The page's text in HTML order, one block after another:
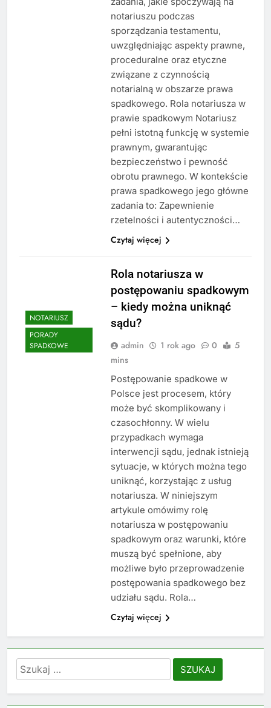
notariuszu podczas
sporządzania testamentu,
uwzględniając aspekty prawne,
proceduralne oraz etyczne
związane z czynnością
notarialną w obszarze prawa
spadkowego. Rola notariusza w
prawie spadkowym Notariusz
pełni istotną funkcję w systemie
prawnym, gwarantując
bezpieczeństwo i pewność
obrotu prawnego. W kontekście
prawa spadkowego jego główne
zadania to: Zapewnienie
rzetelności i autentyczności…
Czytaj więcej
NOTARIUSZ
PORADY
SPADKOWE
Rola notariusza w
postępowaniu spadkowym
– kiedy można uniknąć
sądu?
admin 1 rok ago 0
5
mins
Postępowanie spadkowe w
Polsce jest procesem, który
może być skomplikowany i
czasochłonny. W wielu
przypadkach wymaga
interwencji sądu, jednak istnieją
sytuacje, w których można tego
uniknąć, korzystając z usług
notariusza. W niniejszym
artykule omówimy rolę
notariusza w postępowaniu
spadkowym oraz warunki, które
muszą być spełnione, aby
możliwe było przeprowadzenie
postępowania spadkowego bez
udziału sądu. Rola…
Czytaj więcej
Szukaj: